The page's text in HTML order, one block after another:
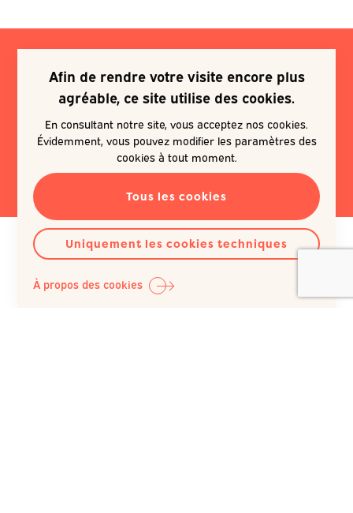
Je souhaite m'inscrire à une
newsletter
EN SAVOIR PLUS
Afin de rendre votre visite encore plus
agréable, ce site utilise des cookies.
En consultant notre site, vous acceptez nos cookies.
Évidemment, vous pouvez modifier les paramètres des
cookies à tout moment.
Tous les cookies
Uniquement les cookies techniques
À propos des cookies